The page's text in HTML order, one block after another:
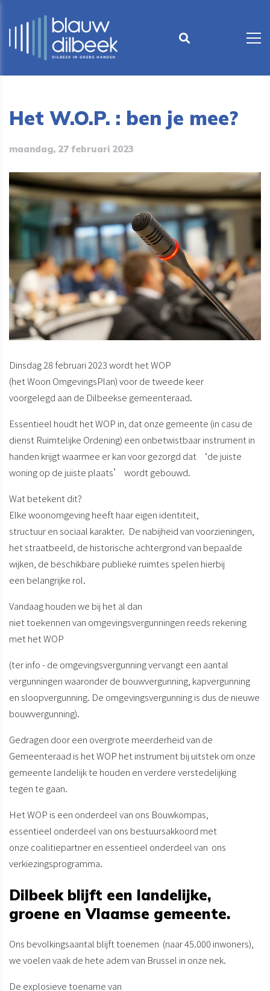
Het W.O.P. : ben je mee?
maandag, 27 februari 2023
Dinsdag 28 februari 2023 wordt het WOP
(hetWoon OmgevingsPlan) voor de tweede keer
voorgelegd aan de Dilbeekse gemeenteraad.
Essentieel houdt het WOP in, dat onze gemeente (in casu de
dienst Ruimtelijke Ordening) een onbetwistbaar instrument in
handen krijgt waarmee er kan voor gezorgd dat ‘de juiste
woning op de juiste plaats’ wordt gebouwd.
Wat betekent dit?
Elke woonomgeving heeft haar eigen identiteit,
structuur en sociaal karakter. De nabijheid van voorzieningen,
het straatbeeld, de historische achtergrond van bepaalde
wijken, de beschikbare publieke ruimtes spelen hierbij
een belangrijke rol.
Vandaag houden we bij het al dan
niet toekennen van omgevingsvergunningen reeds rekening
met het WOP
(ter info - de omgevingsvergunning vervangt een aantal
vergunningen waaronder de bouwvergunning, kapvergunning
en sloopvergunning. De omgevingsvergunning is dus de nieuwe
bouwvergunning).
Gedragen door een overgrote meerderheid van de
Gemeenteraad is het WOP het instrument bij uitstek om onze
gemeente landelijk te houden en verdere verstedelijking
tegen te gaan.
Het WOP is een onderdeel van ons Bouwkompas,
essentieel onderdeel van ons bestuursakkoord met
onze coalitiepartner en essentieel onderdeel van ons
verkiezingsprogramma.
Dilbeek blijft een landelijke,
groene en Vlaamse gemeente.
Ons bevolkingsaantal blijft toenemen (naar 45.000 inwoners),
we voelen vaak de hete adem van Brussel in onze nek.
De explosieve toename van